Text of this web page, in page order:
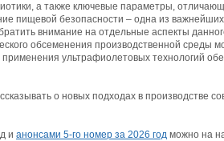
а также ключевые параметры,
пищевой безопасности – одна из
внимание на отдельные аспекты
обсеменения производственной среды
ультрафиолетовых технологий
о новых подходах в производстве
и анонсами 5-го номер за 2026 год можно на